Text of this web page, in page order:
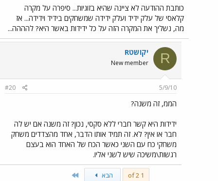
כותבת ההודעה לא ציינה שהיא בזוגיות... סיפרה על מקרה
קלאסי של עלק ידיד ועלק ידידה שמשחקים בידיד וידידה... אז
מה, נשליך את המקרה הזה על כל ידידות באשר היא? להההה...
R Rיקושט
New member
5/9/10
#20
הממ, זה משנה?
ידידות היא קשר חברי ללא סקסי, נכון? זה משנה אם יש לה
חבר או אין? לא. זה תמיד אותו הדבר, אחד מהצדדים משחק
משחקי כח עם השני כאשר הכח של האחד הוא בעצם
רגשות\משיכה שיש לשני אליו.
1 of 2 הבא